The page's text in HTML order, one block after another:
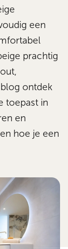
een
prachtig
ontdek
toepast in
en
hoe je een